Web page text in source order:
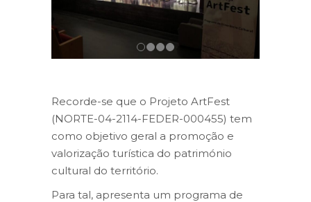
Recorde-se que o Projeto ArtFest
(NORTE-04-2114-FEDER-000455) tem
como objetivo geral a promoção e
valorização turística do património
cultural do território.
Para tal, apresenta um programa de